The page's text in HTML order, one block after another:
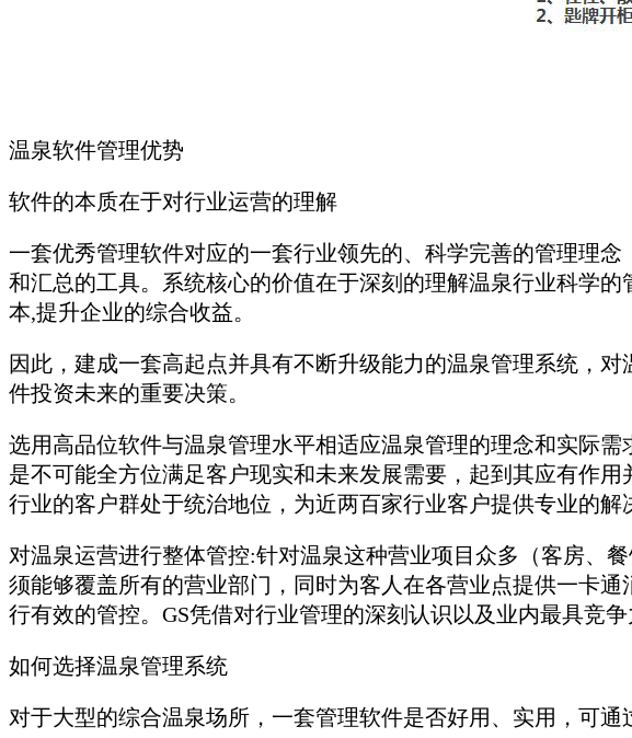
温泉软件管理优势
软件的本质在于对行业运营的理解
一套优秀管理软件对应的一套行业领先的、科学完善的管理理
和汇总的工具。系统核心的价值在于深刻的理解温泉行业科学
本,提升企业的综合收益。
因此，建成一套高起点并具有不断升级能力的温泉管理系统，
件投资未来的重要决策。
选用高品位软件与温泉管理水平相适应温泉管理的理念和实际
是不可能全方位满足客户现实和未来发展需要，起到其应有作
行业的客户群处于统治地位，为近两百家行业客户提供专业的解
对温泉运营进行整体管控:针对温泉这种营业项目众多（客房、
须能够覆盖所有的营业部门，同时为客人在各营业点提供一卡
行有效的管控。GS凭借对行业管理的深刻认识以及业内最具竞
如何选择温泉管理系统
对于大型的综合温泉场所，一套管理软件是否好用、实用，可通